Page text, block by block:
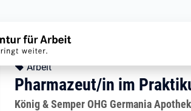
Stellendetails zu:
Pharmazeut/in im
Pharmazeut/in im
Kopfbereich
Angebotsart:
Arbeit
Pharmazeut/in im
Arbeitgeber:
König & Semper OHG Germania